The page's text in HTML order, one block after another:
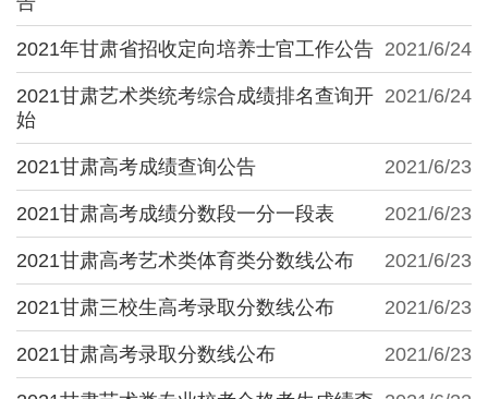
2021/6/24
2021年甘肃省招收定向培养士官工作公告
2021/6/24
2021甘肃艺术类统考综合成绩排名查询开
始
2021/6/23
2021甘肃高考成绩查询公告
2021/6/23
2021甘肃高考成绩分数段一分一段表
2021/6/23
2021甘肃高考艺术类体育类分数线公布
2021/6/23
2021甘肃三校生高考录取分数线公布
2021/6/23
2021甘肃高考录取分数线公布